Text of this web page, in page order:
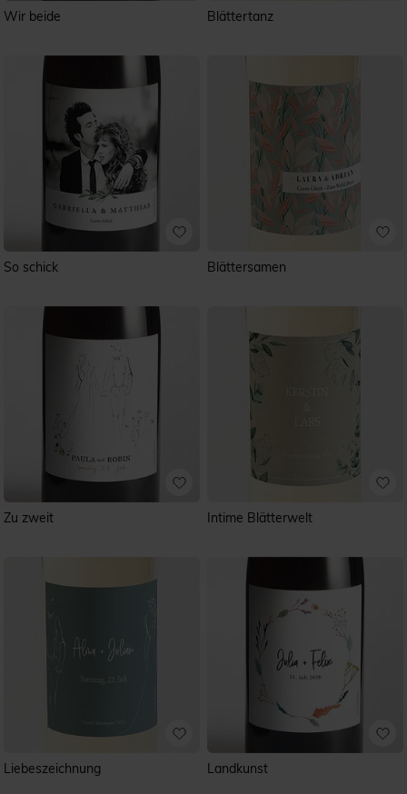
Wir beide Blättertanz
So schick Blättersamen
Zu zweit Intime Blätterwelt
Liebeszeichnung Landkunst